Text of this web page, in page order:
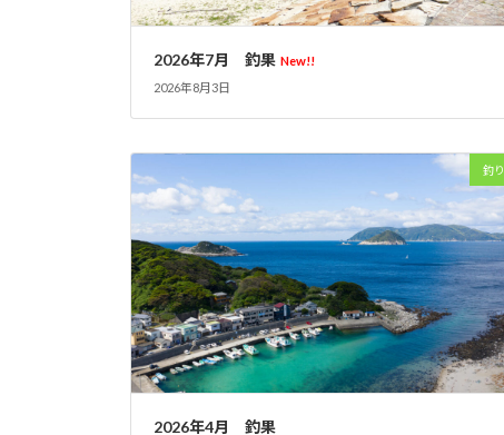
2026年7月 釣果 New!!
2026年8月3日
釣り
2026年4月 釣果